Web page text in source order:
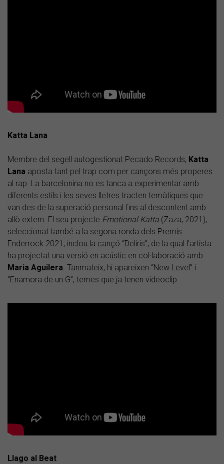
Katta Lana
Membre del segell autogestionat Pecado Records, Katta
Lana aposta tant pel trap com per cançons més properes
al rap. La barcelonina no es tanca a experimentar amb
diferents estils i les seves lletres tracten temàtiques que
van des de la superació personal fins al descontent amb
allò extern. El seu projecte Emotional Katta (Zaza, 2021),
seleccionat també a la segona ronda dels Premis
Enderrock 2021, inclou la cançó “Deliris”, de la qual l'artista
ha projectat una versió en acústic en col·laboració amb
Maria Aguilera. Tanmateix, hi apareixen “New Level” i
“Enamora de un G”, temes que ja tenen videoclip.
Llago al Beat